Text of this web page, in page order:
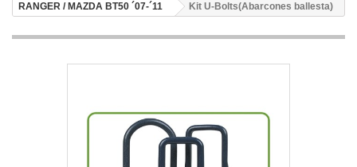
RANGER / MAZDA BT50 ´07-´11
Kit U-Bolts(Abarcones ballesta)